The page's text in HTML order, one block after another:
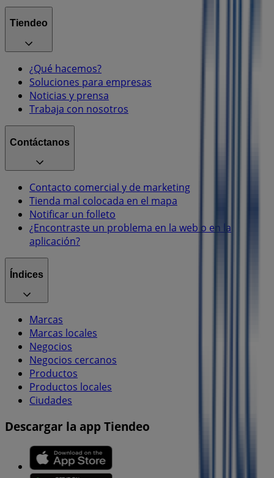
Tiendeo
¿Qué hacemos?
Soluciones para empresas
Noticias y prensa
Trabaja con nosotros
Contáctanos
Contacto comercial y de marketing
Tienda mal colocada en el mapa
Notificar un folleto
¿Encontraste un problema en la web o en la
aplicación?
Índices
Marcas
Marcas locales
Negocios
Negocios cercanos
Productos
Productos locales
Ciudades
Descargar la app Tiendeo